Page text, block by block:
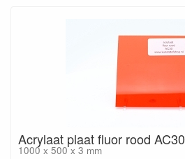
Acrylaat plaat fluor rood AC30
1000 x 500 x 3 mm